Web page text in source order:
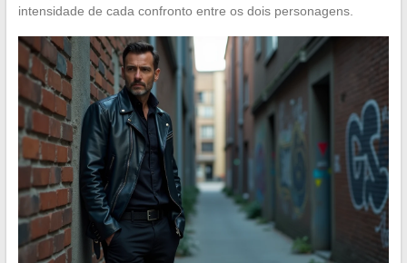
intensidade de cada confronto entre os dois personagens.